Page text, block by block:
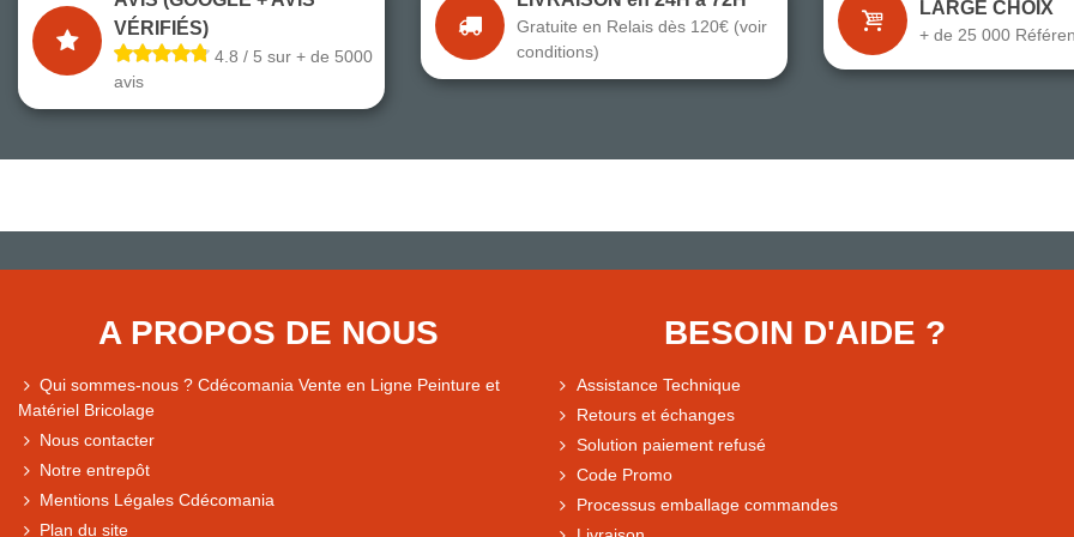
VÉRIFIÉS)
4.8 / 5 sur + de 5000
avis
Gratuite en Relais dès 120€ (voir
conditions)
LARGE CHOIX
+ de 25 000
A PROPOS DE NOUS
Qui sommes-nous ? Cdécomania Vente en Ligne Peinture et
Matériel Bricolage
Nous contacter
Notre entrepôt
Mentions Légales Cdécomania
Plan du site
BESOIN D'AIDE ?
Assistance Technique
Retours et échanges
Solution paiement refusé
Code Promo
Processus emballage commandes